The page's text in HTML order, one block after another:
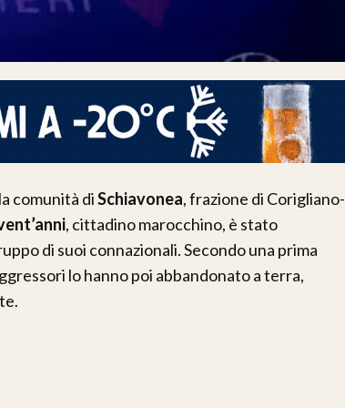
comunità diSchiavonea, frazione di Corigliano-
, cittadino marocchino, è stato
di suoi connazionali. Secondo una prima
lo hanno poi abbandonato a terra,